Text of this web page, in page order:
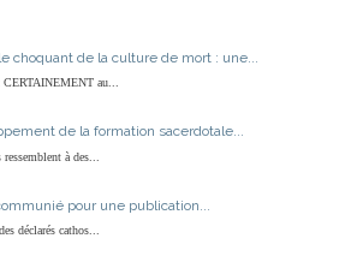
choquant de la culture de mort : une...
CERTAINEMENT au...
de la formation sacerdotale...
à des...
pour une publication...
déclarés cathos...